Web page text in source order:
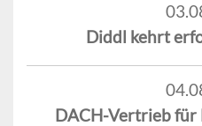
Diddl kehrt
DACH-Vertrieb für